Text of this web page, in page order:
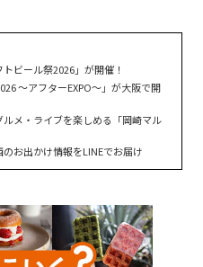
ビール祭2026」が開催！
〜アフターEXPO〜」が大阪で開
メ・ライブを楽しめる「岡崎マル
お出かけ情報をLINEでお届け